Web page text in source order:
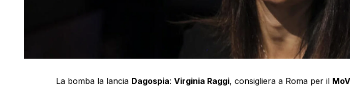
La bomba la lancia Dagospia: Virginia Raggi, consigliera a Roma per il